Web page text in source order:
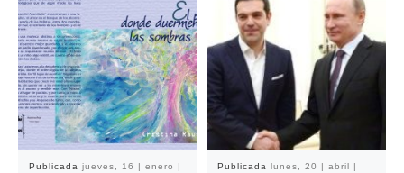
Publicada jueves, 16 | enero |
Publicada
lunes, 20 | abril |